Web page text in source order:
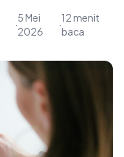
·
5 Mei
2026
·
12 menit
baca